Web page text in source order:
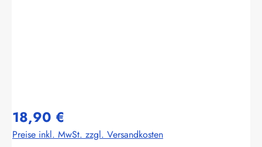
18,90 €
Preise inkl. MwSt. zzgl. Versandkosten